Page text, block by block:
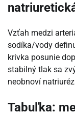
Vzťah medzi
sodíka/vody
krivka posunie
stabilný tlak sa
neobnoví
Tabuľka: